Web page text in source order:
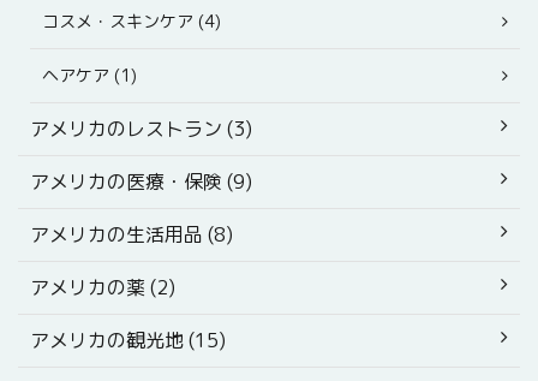
コスメ・スキンケア (4)
ヘアケア (1)
アメリカのレストラン (3)
アメリカの医療・保険 (9)
アメリカの生活用品 (8)
アメリカの薬 (2)
アメリカの観光地 (15)